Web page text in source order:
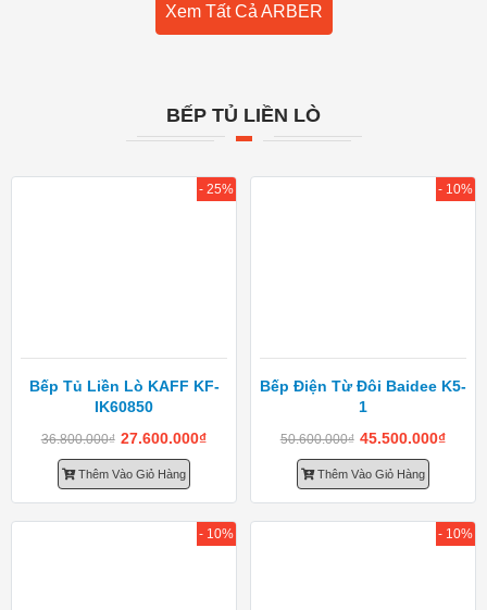
Xem Tất Cả ARBER
BẾP TỦ LIỀN LÒ
Bếp Tủ Liền Lò KAFF KF-
IK60850
36.800.000₫ 27.600.000₫
Thêm Vào Giỏ Hàng
- 25%
Bếp Điện Từ Đôi Baidee K5-
1
50.600.000₫ 45.500.000₫
Thêm Vào Giỏ Hàng
- 10%
- 10% - 10%